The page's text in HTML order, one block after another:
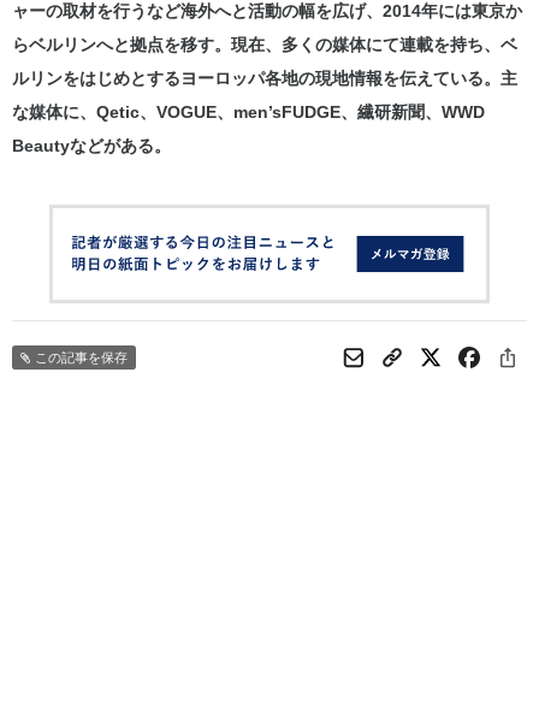
ャーの取材を行うなど海外へと活動の幅を広げ、2014年には東京か
らベルリンへと拠点を移す。現在、多くの媒体にて連載を持ち、ベ
ルリンをはじめとするヨーロッパ各地の現地情報を伝えている。主
な媒体に、Qetic、VOGUE、men’sFUDGE、繊研新聞、WWD
Beautyなどがある。
この記事を保存